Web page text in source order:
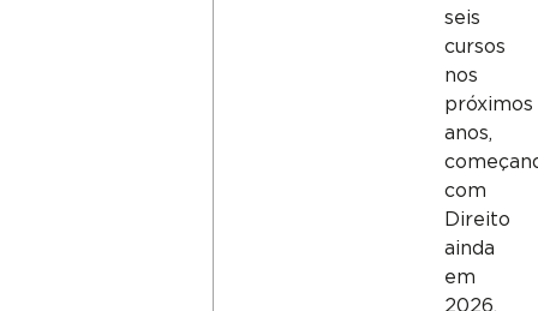
seis
cursos
nos
próximos
anos,
com
Direito
ainda
em
2026,